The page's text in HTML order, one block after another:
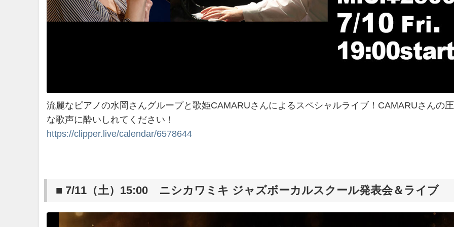
流麗なピアノの水岡さんグループと歌姫CAMARUさんによるスペシャルライブ！CAMARUさんの
な歌声に酔いしれてください！
https://clipper.live/calendar/6578644
■ 7/11（土）15:00 ニシカワミキ ジャズボーカルスクール発表会＆ライブ